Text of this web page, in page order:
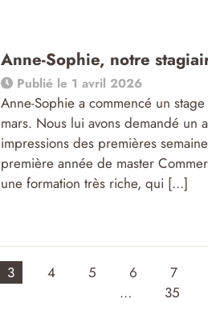
Anne-Sophie, notre
Publié le 1 avril 2026
Anne-Sophie a commencé un
mars. Nous lui avons demandé un
impressions des premières
première année de master
une formation très riche, qui […]
3 4 5 6 7
…
35